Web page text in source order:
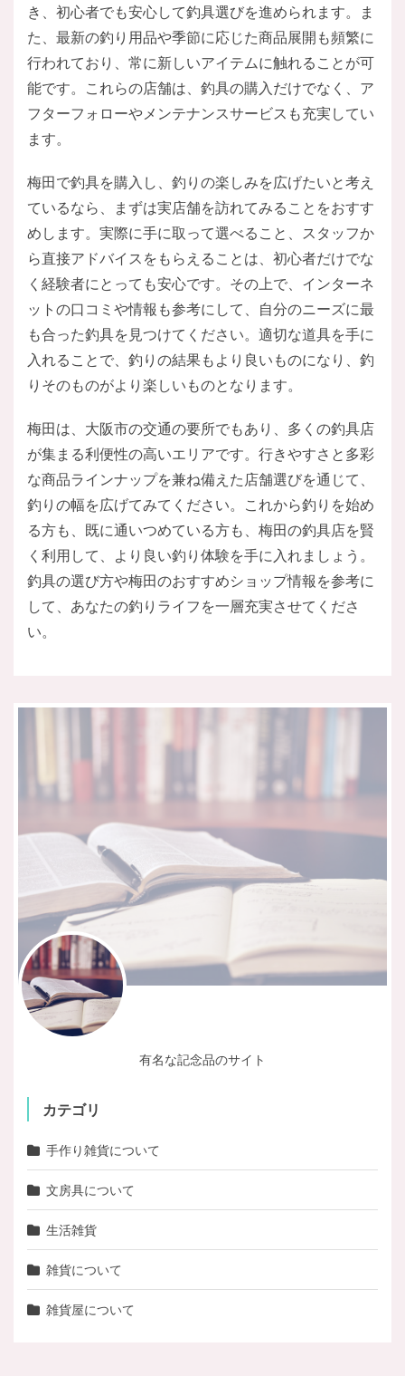
き、初心者でも安心して釣具選びを進められます。ま
た、最新の釣り用品や季節に応じた商品展開も頻繁に
行われており、常に新しいアイテムに触れることが可
能です。これらの店舗は、釣具の購入だけでなく、ア
フターフォローやメンテナンスサービスも充実してい
ます。
梅田で釣具を購入し、釣りの楽しみを広げたいと考え
ているなら、まずは実店舗を訪れてみることをおすす
めします。実際に手に取って選べること、スタッフか
ら直接アドバイスをもらえることは、初心者だけでな
く経験者にとっても安心です。その上で、インターネ
ットの口コミや情報も参考にして、自分のニーズに最
も合った釣具を見つけてください。適切な道具を手に
入れることで、釣りの結果もより良いものになり、釣
りそのものがより楽しいものとなります。
梅田は、大阪市の交通の要所でもあり、多くの釣具店
が集まる利便性の高いエリアです。行きやすさと多彩
な商品ラインナップを兼ね備えた店舗選びを通じて、
釣りの幅を広げてみてください。これから釣りを始め
る方も、既に通いつめている方も、梅田の釣具店を賢
く利用して、より良い釣り体験を手に入れましょう。
釣具の選び方や梅田のおすすめショップ情報を参考に
して、あなたの釣りライフを一層充実させてくださ
い。
有名な記念品のサイト
カテゴリ
手作り雑貨について
文房具について
生活雑貨
雑貨について
雑貨屋について